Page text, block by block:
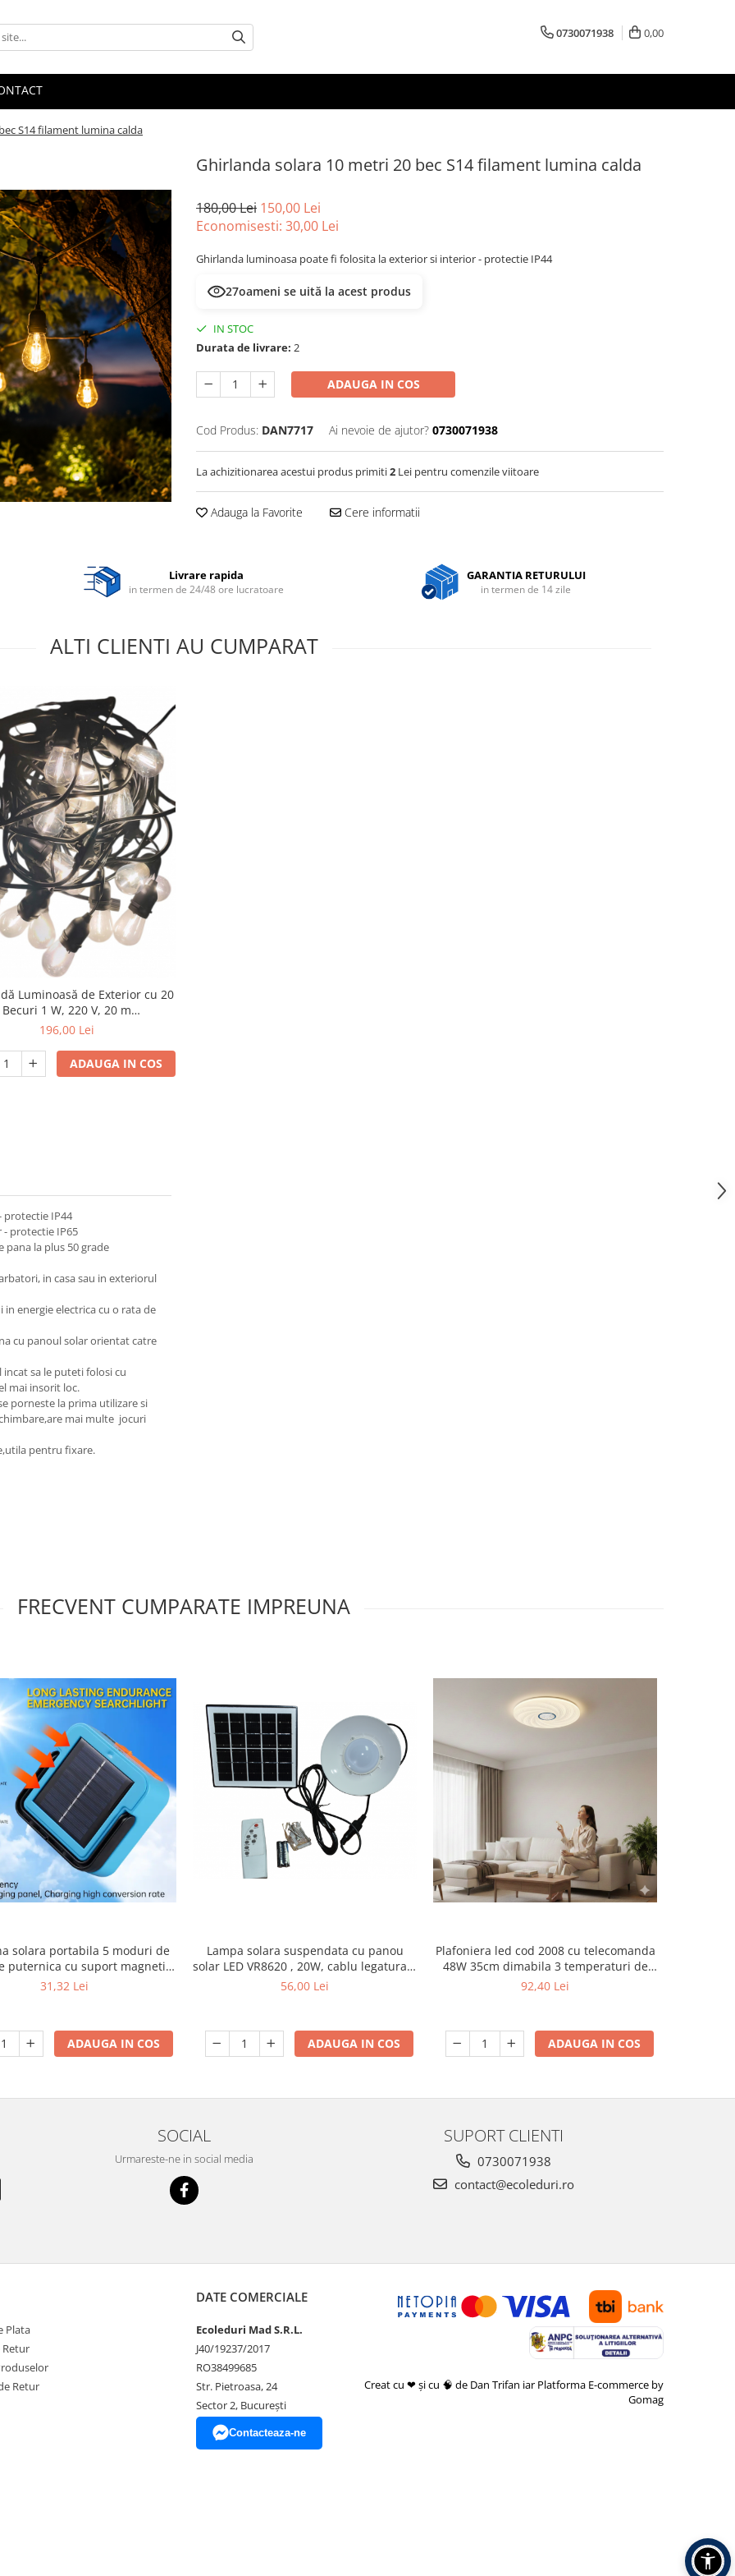
0730071938 0,00
S14 filament lumina calda
Ghirlanda solara 10 metri 20 bec S14 filament lumina calda
180,00 Lei 150,00 Lei
Economisesti: 30,00 Lei
Ghirlanda luminoasa poate fi folosita la exterior si interior - protectie IP44
27oameni se uită la acest produs
IN STOC
Durata de livrare: 2
ADAUGA IN COS
Cod Produs: DAN7717 Ai nevoie de ajutor? 0730071938
La achizitionarea acestui produs primiti2 Lei pentru comenzile viitoare
Adauga la Favorite Cere informatii
Livrare rapida
in termen de 24/48 ore lucratoare
GARANTIA RETURULUI
in termen de 14 zile
ALTI CLIENTI AU CUMPARAT
Luminoasă de Exterior cu 20
Becuri 1 W, 220 V, 20 m
Alb Cald - Ideală
196,00 Lei
ADAUGA IN COS
protectie IP44
protectie IP65
pana la plus 50 grade
in casa sau in exteriorul
energie electrica cu o rata de
cu panoul solar orientat catre
sa le puteti folosi cu
mai insorit loc.
porneste la prima utilizare si
mai multe jocuri
pentru fixare.
FRECVENT CUMPARATE IMPREUNA
solara portabila 5 moduri de
puternica cu suport magnetic,
reincarcabila prin USB
31,32 Lei
ADAUGA IN COS
Lampa solara suspendata cu panou
solar LED VR8620 , 20W, cablu legatura 3
m
56,00 Lei
ADAUGA IN COS
Plafoniera led cod 2008 cu telecomanda
48W 35cm dimabila 3 temperaturi de
culoare ajustabile 3000K/4500K/6500K
92,40 Lei
ADAUGA IN COS
SOCIAL
Urmareste-ne in social media
SUPORT CLIENTI
0730071938
contact@ecoleduri.ro
Plata
Retur
Retur
DATE COMERCIALE
Ecoleduri Mad S.R.L.
J40/19237/2017
RO38499685
Str. Pietroasa, 24
Sector 2, București
Contacteaza-ne
Creat cu ❤ și cu 🧠 de Dan Trifan iar Platforma E-commerce by
Gomag